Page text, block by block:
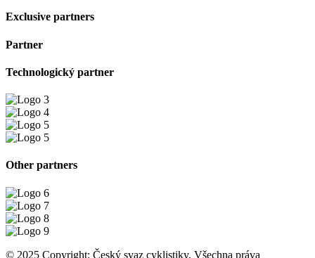
Exclusive partners
Partner
Technologický partner
Other partners
© 2025 Copyright: Český svaz cyklistiky, Všechna práva